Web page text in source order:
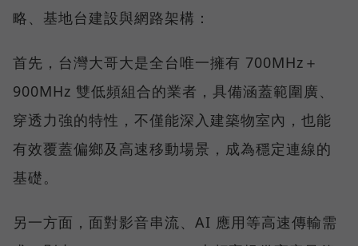
略、基地台建設與網路架構：
首先，台灣大哥大是全台唯一擁有 700MHz＋
900MHz 雙低頻組合的業者，具備涵蓋範圍廣、
穿透力強的特性，不僅能深入建築物室內，也能
有效覆蓋偏鄉及高速移動場景，成為穩定連線的
基礎。
另一方面，面對影音串流、AI 應用等高速傳輸需